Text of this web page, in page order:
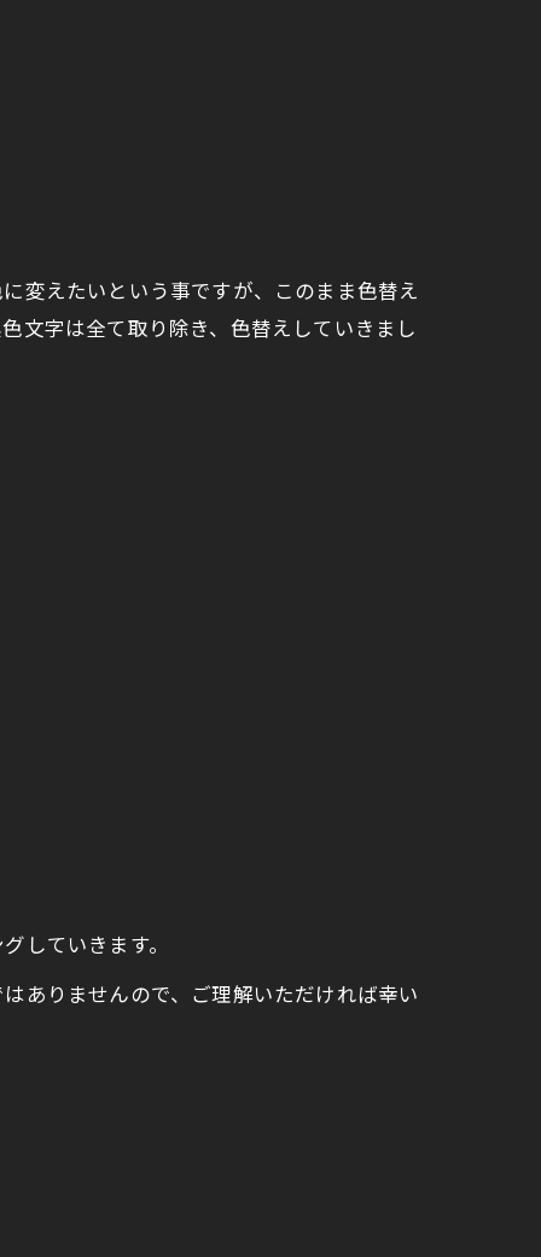
変えたいという事ですが、このまま色替え
文字は全て取り除き、色替えしていきまし
していきます。
ありませんので、ご理解いただければ幸い